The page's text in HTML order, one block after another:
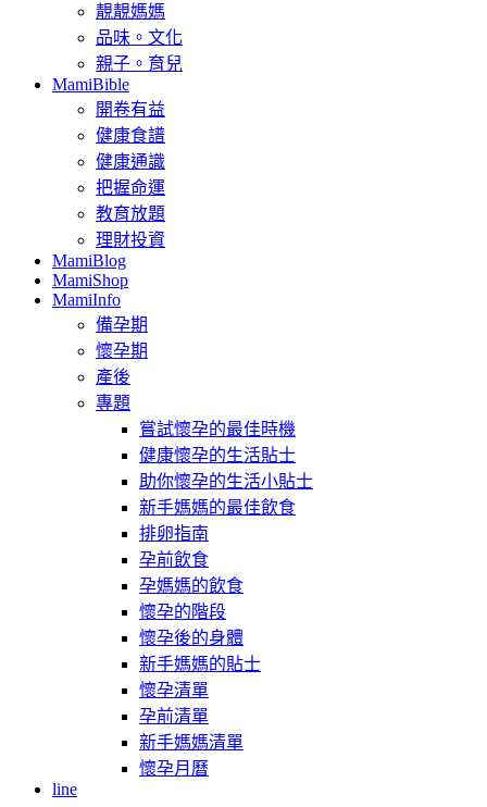
靚靚媽媽
品味。文化
親子。育兒
MamiBible
開卷有益
健康食譜
健康通識
把握命運
教育放題
理財投資
MamiBlog
MamiShop
MamiInfo
備孕期
懷孕期
產後
專題
嘗試懷孕的最佳時機
健康懷孕的生活貼士
助你懷孕的生活小貼士
新手媽媽的最佳飲食
排卵指南
孕前飲食
孕媽媽的飲食
懷孕的階段
懷孕後的身體
新手媽媽的貼士
懷孕清單
孕前清單
新手媽媽清單
懷孕月曆
line